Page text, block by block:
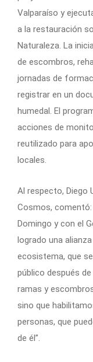
Valparaíso y
a la restauración
Naturaleza. La
de escombros,
jornadas de
registrar en un
humedal. El
acciones de
reutilizado para
locales.
Al respecto, Diego
Cosmos, comentó:
Domingo y con el
logrado una
ecosistema, que
público después
ramas y
sino que
personas, que
de él”.